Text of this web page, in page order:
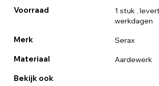
Voorraad 1 stuk ,
werkdagen
Merk Serax
Materiaal Aardewerk
Bekijk ook